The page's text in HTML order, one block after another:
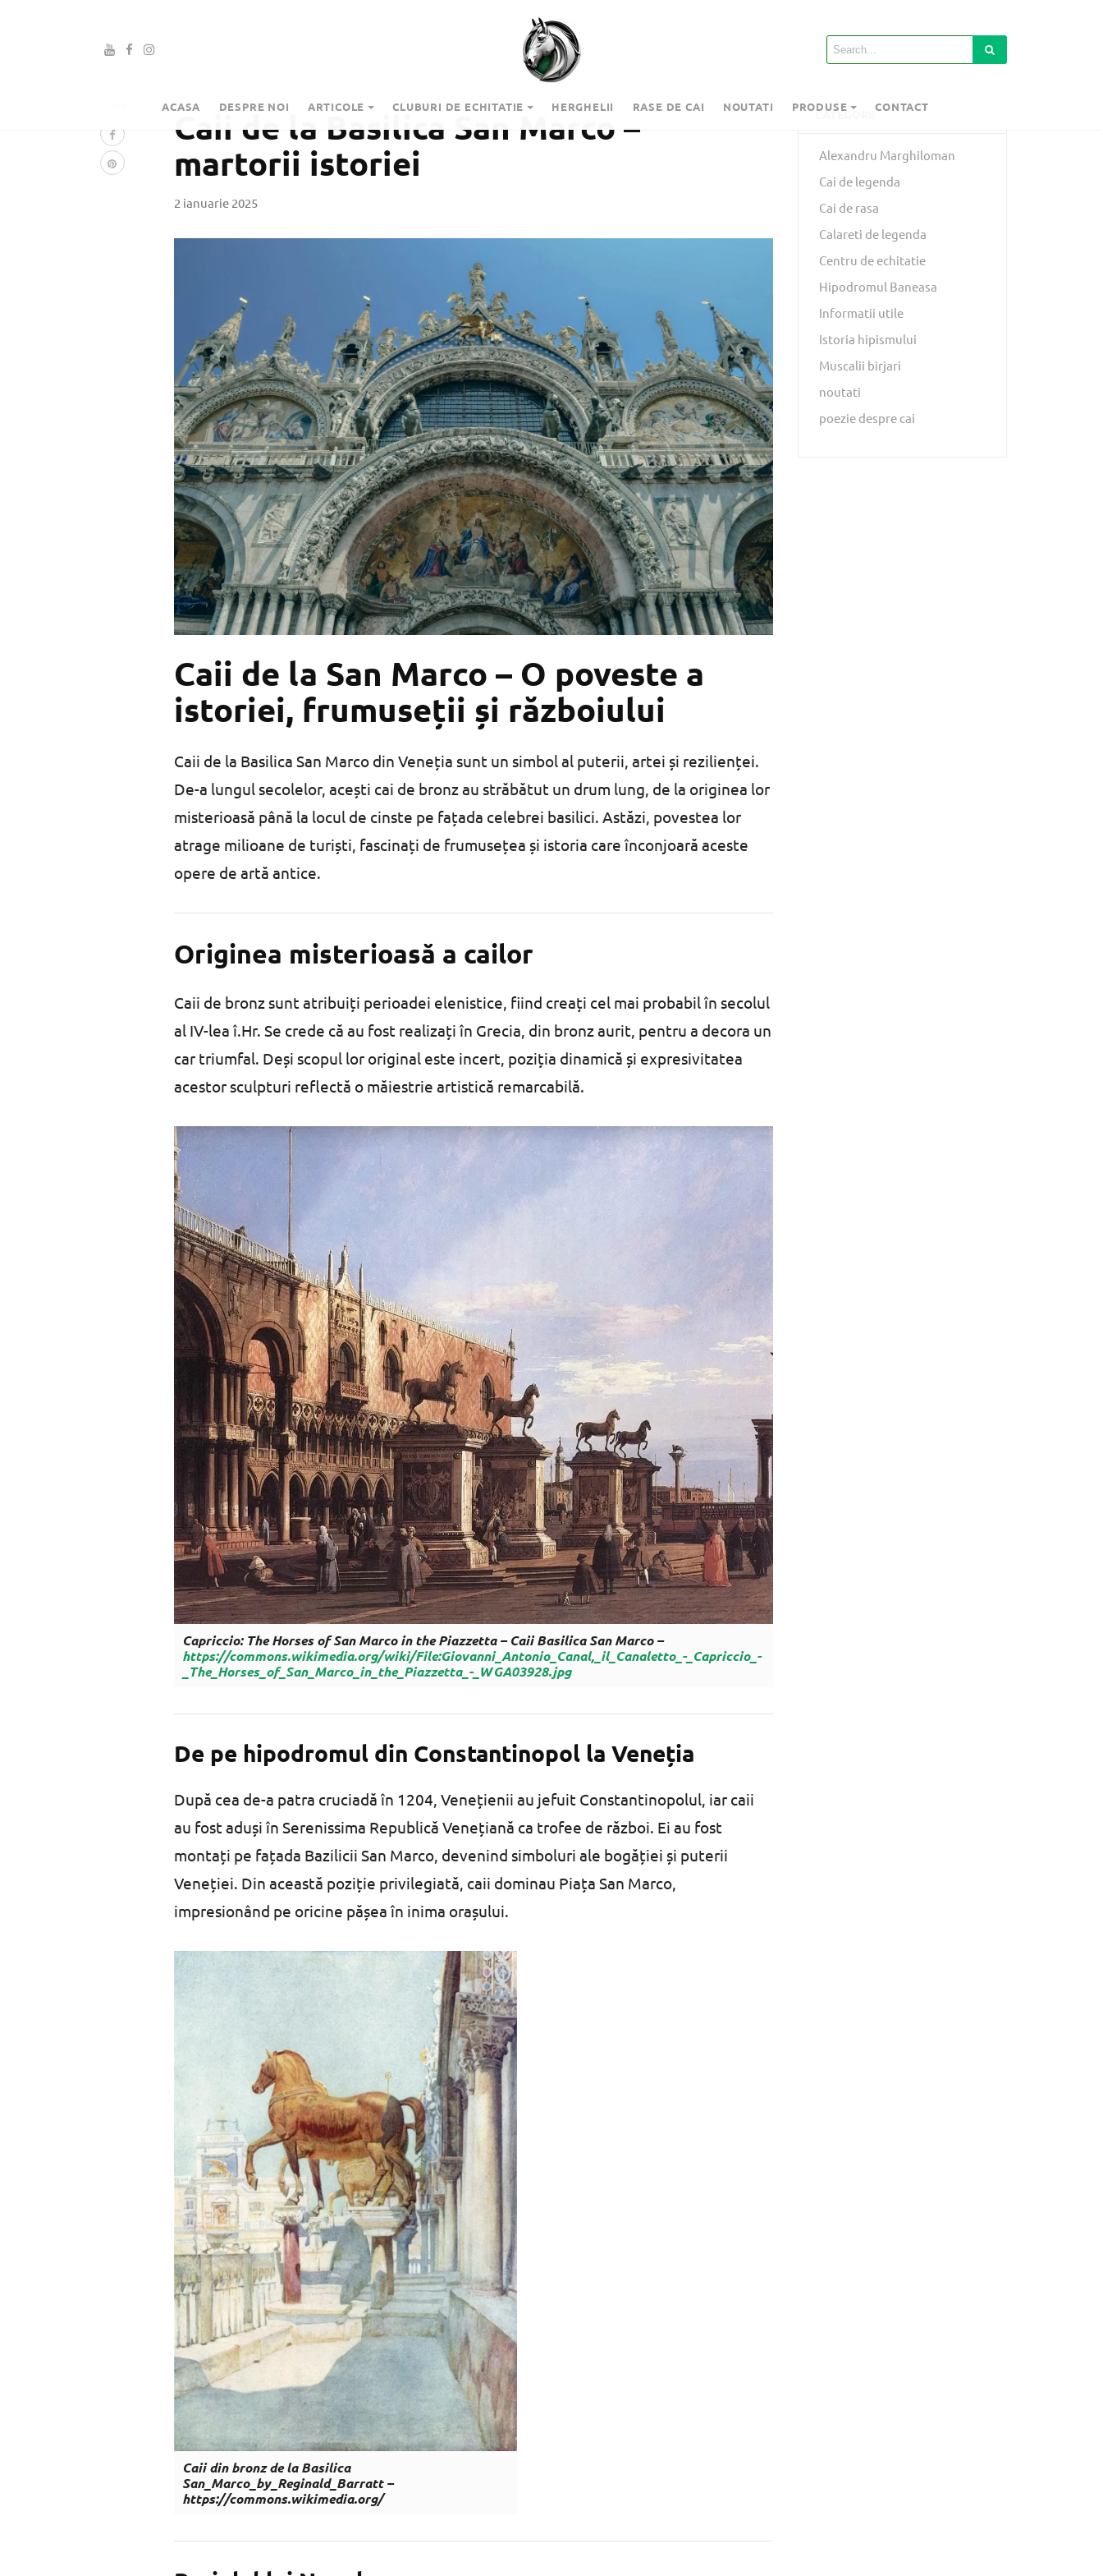
ACASA DESPRE NOI ARTICOLE CLUBURI DE ECHITATIE HERGHELII RASE DE CAI NOUTATI PRODUSE CONTACT
Caii de la Basilica San Marco –
martorii istoriei
2 ianuarie 2025
Caii de la San Marco – O poveste a
istoriei, frumuseții și războiului
Caii de la Basilica San Marco din Veneția sunt un simbol al puterii, artei și rezilienței.
De-a lungul secolelor, acești cai de bronz au străbătut un drum lung, de la originea lor
misterioasă până la locul de cinste pe fațada celebrei basilici. Astăzi, povestea lor
atrage milioane de turiști, fascinați de frumusețea și istoria care înconjoară aceste
opere de artă antice.
Originea misterioasă a cailor
Caii de bronz sunt atribuiți perioadei elenistice, fiind creați cel mai probabil în secolul
al IV-lea î.Hr. Se crede că au fost realizați în Grecia, din bronz aurit, pentru a decora un
car triumfal. Deși scopul lor original este incert, poziția dinamică și expresivitatea
acestor sculpturi reflectă o măiestrie artistică remarcabilă.
Capriccio: The Horses of San Marco in the Piazzetta – Caii Basilica San Marco –
https://commons.wikimedia.org/wiki/File:Giovanni_Antonio_Canal,_il_Canaletto_-_Capriccio_-
_The_Horses_of_San_Marco_in_the_Piazzetta_-_WGA03928.jpg
De pe hipodromul din Constantinopol la Veneția
După cea de-a patra cruciadă în 1204, Venețienii au jefuit Constantinopolul, iar caii
au fost aduși în Serenissima Republică Venețiană ca trofee de război. Ei au fost
montați pe fațada Bazilicii San Marco, devenind simboluri ale bogăției și puterii
Veneției. Din această poziție privilegiată, caii dominau Piața San Marco,
impresionând pe oricine pășea în inima orașului.
Caii din bronz de la Basilica
San_Marco_by_Reginald_Barratt –
https://commons.wikimedia.org/
CATEGORII
Alexandru Marghiloman
Cai de legenda
Cai de rasa
Calareti de legenda
Centru de echitatie
Hipodromul Baneasa
Informatii utile
Istoria hipismului
Muscalii birjari
noutati
poezie despre cai